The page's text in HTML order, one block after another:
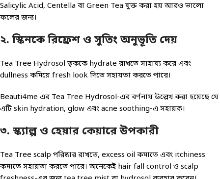
Salicylic Acid, Centella বা Green Tea যুক্ত করা হয় আরও ভালো
ফলের জন্য।
২. স্কিনকে রিফ্রেশ ও সুতিং অনুভূতি দেয়
Tea Tree Hydrosol ত্বককে hydrate রাখতে সাহায্য করে এবং
dullness কমিয়ে fresh look দিতে সহায়তা করতে পারে।
Beauti4me এর Tea Tree Hydrosol-এর বর্ণনায় উল্লেখ করা হয়েছে যে
এটি skin hydration, glow এবং acne soothing-এ সহায়ক।
৩. স্ক্যাল্প ও হেয়ার কেয়ারে উপকারী
Tea Tree scalp পরিষ্কার রাখতে, excess oil কমাতে এবং itchiness
কমাতে সহায়তা করতে পারে। অনেকেই hair fall control ও scalp